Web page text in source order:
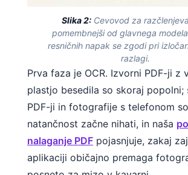
Slika 2:Cevovod za
pomembnejši od glavnega
resničnih napak se zgodi pri
razlagi.
Prva faza je OCR. Izvorni PDF-ji z
plastjo besedila so skoraj popolni;
PDF-ji in fotografije s telefonom
natančnost začne nihati, in naša
nalaganje PDF pojasnjuje, zakaj
aplikaciji običajno premaga